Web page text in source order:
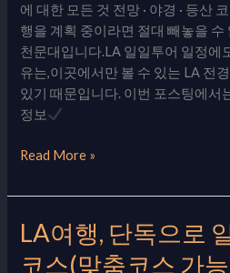
에 대한 모든 것 전망 · 야경 · 등산
행을 계획 중이라면 절대 빼놓을 수
천문대입니다.LA 일일투어 일정에
유는,이곳에서만 볼 수 있는 LA 전
있기 때문입니다. 이번 포스팅에서
정보
단
일
코
스
–
그
피
천
문
대
Read More »
LA여행, 단독으로
코스(맞춤코스 가
LA
여
행,